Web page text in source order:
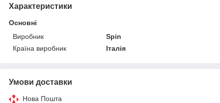
Характеристики
Основні
Виробник
Spin
Країна виробник
Італія
Умови доставки
Нова Пошта